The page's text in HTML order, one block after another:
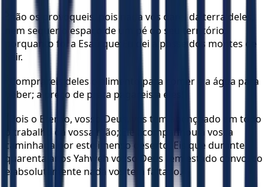
não os provoqueis, pois nada vos darei da terra deles,
nem sequer o espaço de um pé do seu território,
porquanto foi a Esaú que Eu dei a posse dos montes de
Seir.
Comprareis deles o alimento para comer e a água para
beber; a preço de prata pagareis a eles!’
Pois o Eterno, vosso Deus, vos tem abençoado em todo
o trabalho da vossa mão; Ele acompanhou a vossa
caminhada por este imenso deserto. Eis que durante
quarenta anos Yahweh vosso Deus tem estado convosco
e absolutamente nada vos tem faltado.